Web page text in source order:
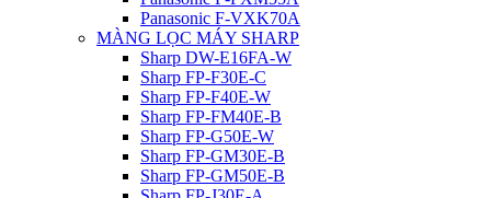
Panasonic F-VXK70A
MÀNG LỌC MÁY SHARP
Sharp DW-E16FA-W
Sharp FP-F30E-C
Sharp FP-F40E-W
Sharp FP-FM40E-B
Sharp FP-G50E-W
Sharp FP-GM30E-B
Sharp FP-GM50E-B